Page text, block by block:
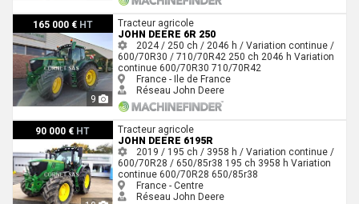
165 000 € HT
9
John Deere 6R 250
Tracteur agricole
JOHN DEERE 6R 250
2024 / 250 ch / 2046 h / Variation continue /
600/70R30 / 710/70R42 250 ch 2046 h Variation
continue 600/70R30 710/70R42
France - Ile de France
Réseau John Deere
90 000 € HT
John Deere 6195R
Tracteur agricole
JOHN DEERE 6195R
2019 / 195 ch / 3958 h / Variation continue /
600/70R28 / 650/85r38 195 ch 3958 h Variation
continue 600/70R28 650/85r38
France - Centre
Réseau John Deere